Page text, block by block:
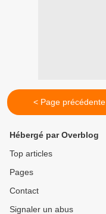
< Page précédente
Hébergé par Overblog
Top articles
Pages
Contact
Signaler un abus